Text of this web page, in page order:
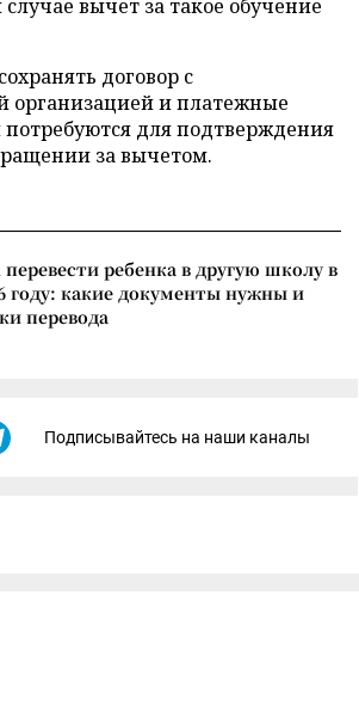
вычет за такое обучение
договор с
организацией и платежные
для подтверждения
за вычетом.
перевести ребенка в другую школу в
году: какие документы нужны и
перевода
Подписывайтесь на наши каналы